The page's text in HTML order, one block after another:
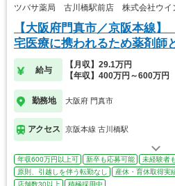
ツバサ薬局 古川橋駅前店 株式会社ウイ
【大阪府門真市／京阪本線
宅医療に携われるため薬剤師
す。
給与
【月収】29.1万円
【年収】400万円～600万円
勤務地 大阪府 門真市
アクセス 京阪本線 古川橋駅
年収600万円以上可 新卒も応募可能
未経験者
原則、引越しを伴う転勤なし
産休・育休取得実
店舗数30以上
積極採用中